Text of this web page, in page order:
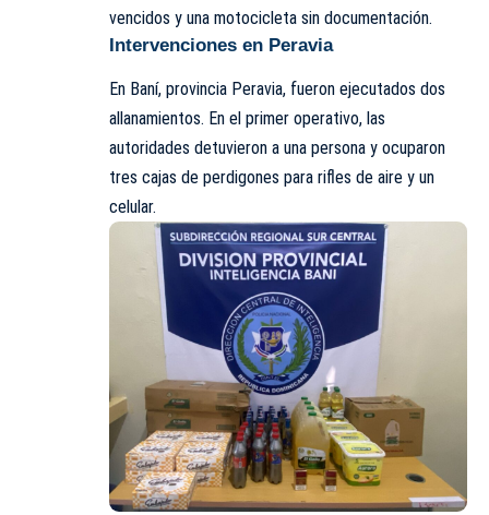
vencidos y una motocicleta sin documentación.
Intervenciones en Peravia
En Baní, provincia Peravia, fueron ejecutados dos
allanamientos. En el primer operativo, las
autoridades detuvieron a una persona y ocuparon
tres cajas de perdigones para rifles de aire y un
celular.